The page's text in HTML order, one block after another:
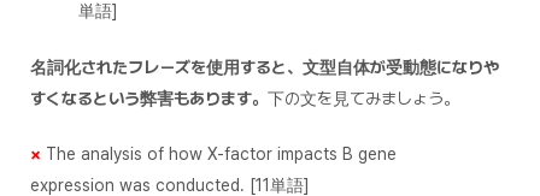
単語]
名詞化されたフレーズを使用すると、文型自体が受動態になりや
すくなるという弊害もあります。 下の文を見てみましょう。
× The analysis of how X-factor impacts B gene
expression was conducted. [11単語]